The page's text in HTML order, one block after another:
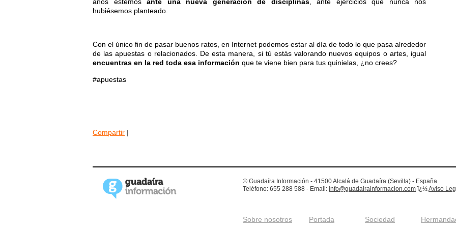
hubiésemos planteado.
Con el único fin de pasar buenos ratos, en Internet podemos estar al día de todo lo que pasa alrededor
de las apuestas o relacionados. De esta manera, si tú estás valorando nuevos equipos o artes, igual
encuentras en la red toda esa información que te viene bien para tus quinielas, ¿no crees?
#apuestas
Compartir |
© Guadaíra Información - 41500 Alcalá de Guadaíra (Sevilla) - España
Teléfono: 655 288 588 - Email: info@guadairainformacion.com ï¿½Aviso
Sobre nosotros Portada Sociedad